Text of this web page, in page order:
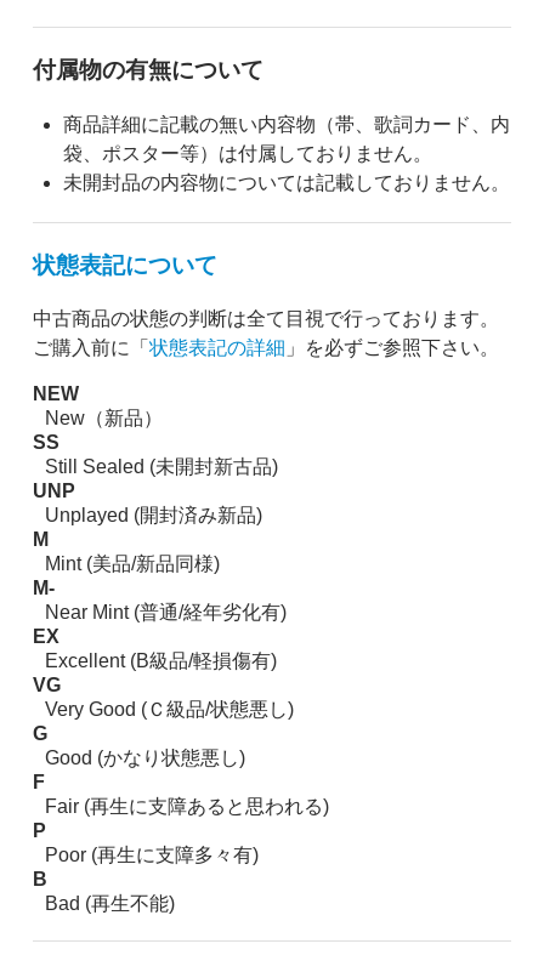
付属物の有無について
商品詳細に記載の無い内容物（帯、歌詞カード、内
袋、ポスター等）は付属しておりません。
未開封品の内容物については記載しておりません。
状態表記について
中古商品の状態の判断は全て目視で行っております。
ご購入前に「 状態表記の詳細 」を必ずご参照下さい。
NEW
New（新品）
SS
Still Sealed (未開封新古品)
UNP
Unplayed (開封済み新品)
M
Mint (美品/新品同様)
M-
Near Mint (普通/経年劣化有)
EX
Excellent (B級品/軽損傷有)
VG
Very Good (Ｃ級品/状態悪し)
G
Good (かなり状態悪し)
F
Fair (再生に支障あると思われる)
P
Poor (再生に支障多々有)
B
Bad (再生不能)